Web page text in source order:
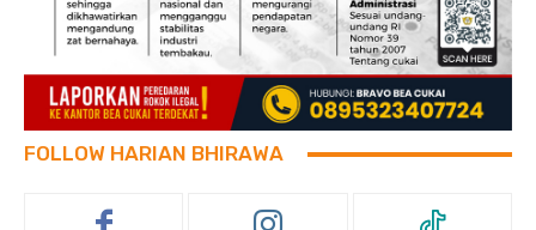
FOLLOW HARIAN BHIRAWA